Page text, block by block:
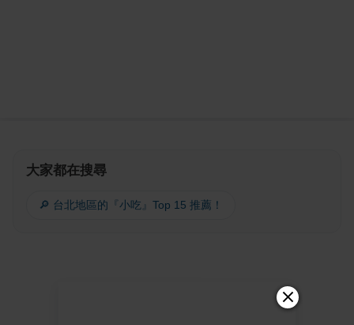
大家都在搜尋
🔎 台北地區的『小吃』Top 15 推薦！